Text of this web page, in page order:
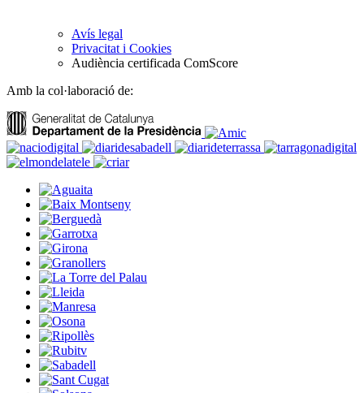
Avís legal
Privacitat i Cookies
Audiència certificada ComScore
Amb la col·laboració de: